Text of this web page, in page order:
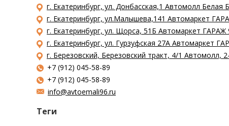
г. Екатеринбург, ул. Донбасская,1 Автомолл
г. Екатеринбург, ул.Малышева,141 Автомаркет
г. Екатеринбург, ул. Щорса, 51Б Автомаркет
г. Екатеринбург, ул. Гурзуфская 27А Автомаркет
г. Березовский, Березовский тракт, 4/1
+7 (912) 045-58-89
+7 (912) 045-58-89
info@avtoemali96.ru
Теги